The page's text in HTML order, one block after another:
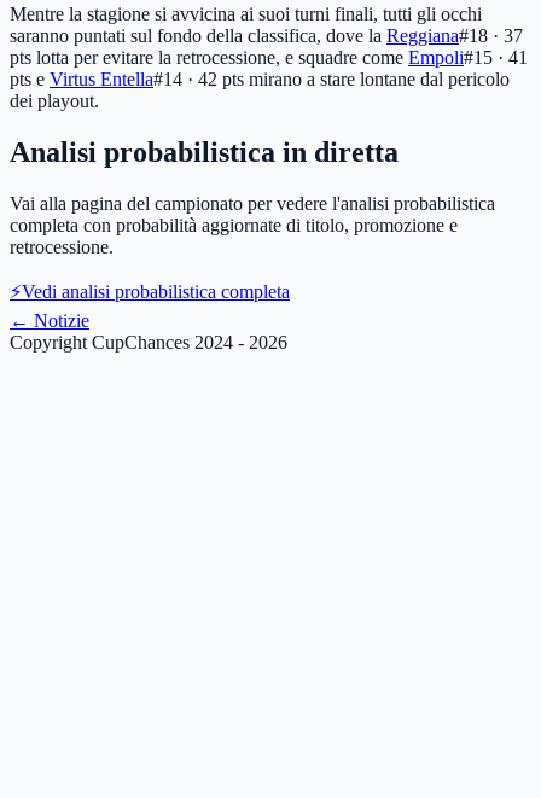
Mentre la stagione si avvicina ai suoi turni finali, tutti gli occhi
saranno puntati sul fondo della classifica, dove la Reggiana#18 · 37
pts lotta per evitare la retrocessione, e squadre come Empoli#15 · 41
pts e Virtus Entella#14 · 42 pts mirano a stare lontane dal pericolo
dei playout.
Analisi probabilistica in diretta
Vai alla pagina del campionato per vedere l'analisi probabilistica
completa con probabilità aggiornate di titolo, promozione e
retrocessione.
⚡Vedi analisi probabilistica completa
← Notizie
Copyright CupChances 2024 - 2026